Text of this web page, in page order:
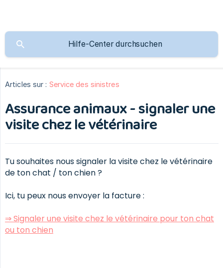
Articles sur : Service des sinistres
Assurance animaux - signaler une
visite chez le vétérinaire
Tu souhaites nous signaler la visite chez le vétérinaire
de ton chat / ton chien ?
Ici, tu peux nous envoyer la facture :
⇒ Signaler une visite chez le vétérinaire pour ton chat
ou ton chien